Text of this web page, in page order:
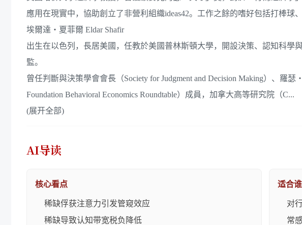
應用在現實中，協助創立了非營利組織ideas42。工作之餘的嗜好包括打棒球
埃爾達‧夏菲爾 Eldar Shafir
出生在以色列，長居美國，任教於美國普林斯頓大學，開設決策、認知科學
監。
曾任判斷與決策學會會長（Society for Judgment and Decision Making）、羅
Foundation Behavioral Economics Roundtable）成員，加拿大高等研究院（C...
(展开全部)
AI导读
核心看点
稀缺俘获注意力引发管窥效应
稀缺导致认知带宽税负降低
适合
对
常